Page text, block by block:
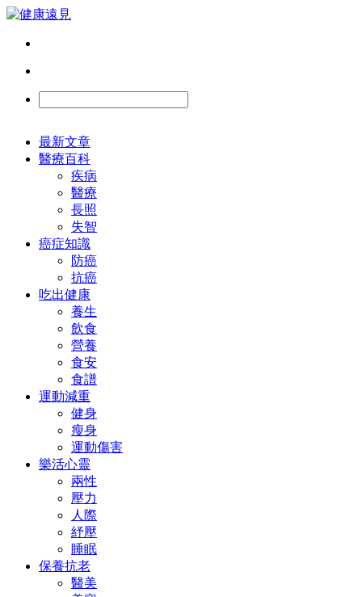
最新文章
醫療百科
疾病
醫療
長照
失智
癌症知識
防癌
抗癌
吃出健康
養生
飲食
營養
食安
食譜
運動減重
健身
瘦身
運動傷害
樂活心靈
兩性
壓力
人際
紓壓
睡眠
保養抗老
醫美